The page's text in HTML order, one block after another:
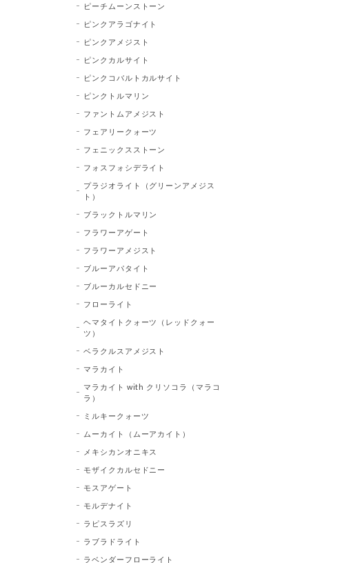
ピーチムーンストーン
ピンクアラゴナイト
ピンクアメジスト
ピンクカルサイト
ピンクコバルトカルサイト
ピンクトルマリン
ファントムアメジスト
フェアリークォーツ
フェニックスストーン
フォスフォシデライト
プラジオライト（グリーンアメジス
ト）
ブラックトルマリン
フラワーアゲート
フラワーアメジスト
ブルーアパタイト
ブルーカルセドニー
フローライト
ヘマタイトクォーツ（レッドクォー
ツ）
ベラクルスアメジスト
マラカイト
マラカイト with クリソコラ（マラコ
ラ）
ミルキークォーツ
ムーカイト（ムーアカイト）
メキシカンオニキス
モザイクカルセドニー
モスアゲート
モルデナイト
ラピスラズリ
ラブラドライト
ラベンダーフローライト